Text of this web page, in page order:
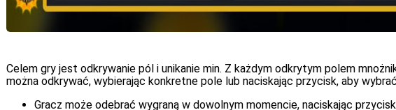
Celem gry jest odkrywanie pól i unikanie min. Z każdym odkrytym polem
można odkrywać, wybierając konkretne pole lub naciskając przycisk, aby
Gracz może odebrać wygraną w dowolnym momencie, naciskając przycisk